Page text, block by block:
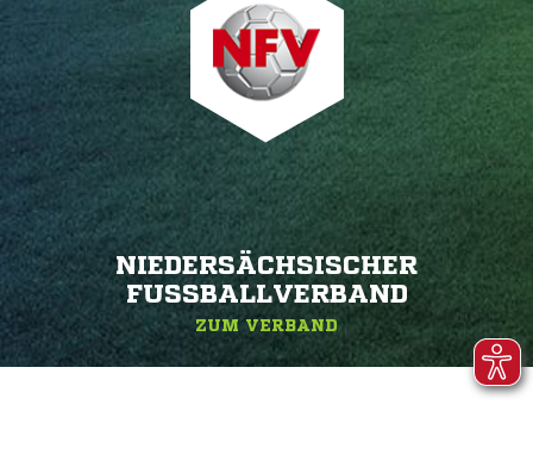
NIEDERSÄCHSISCHER
FUSSBALLVERBAND
ZUM VERBAND